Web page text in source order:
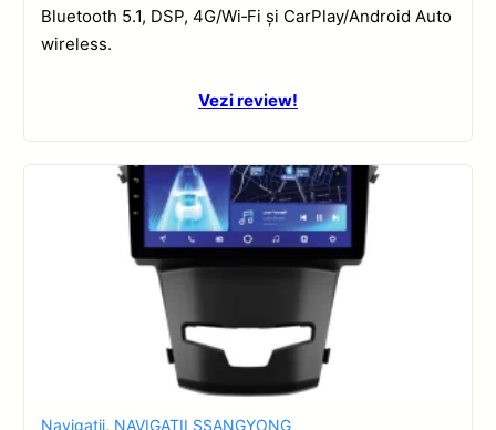
Bluetooth 5.1, DSP, 4G/Wi‑Fi și CarPlay/Android Auto
wireless.
Vezi review!
Navigatii, NAVIGATII SSANGYONG